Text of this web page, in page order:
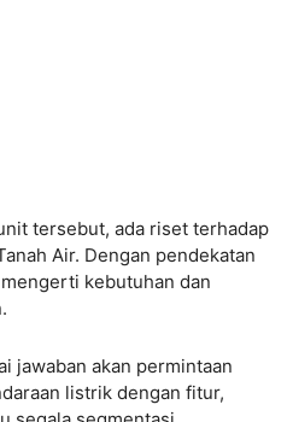
tersebut, ada riset terhadap
Air. Dengan pendekatan
kebutuhan dan
jawaban akan permintaan
listrik dengan fitur,